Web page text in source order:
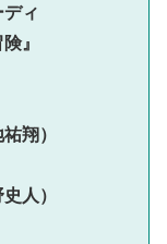
ィ
翔）
人）